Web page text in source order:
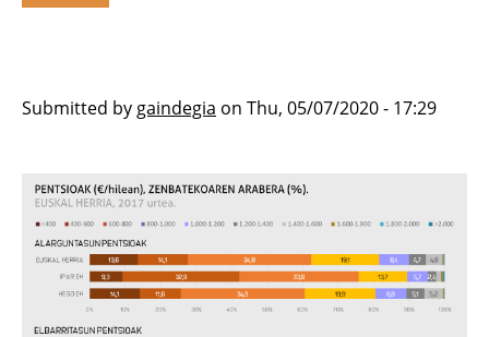
Submitted by gaindegia on Thu, 05/07/2020 - 17:29